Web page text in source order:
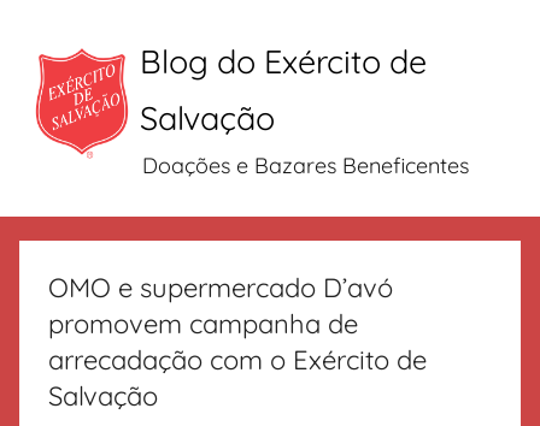
conteúdo
Blog do Exército de
Salvação
Doações e Bazares Beneficentes
OMO e supermercado D’avó
promovem campanha de
arrecadação com o Exército de
Salvação